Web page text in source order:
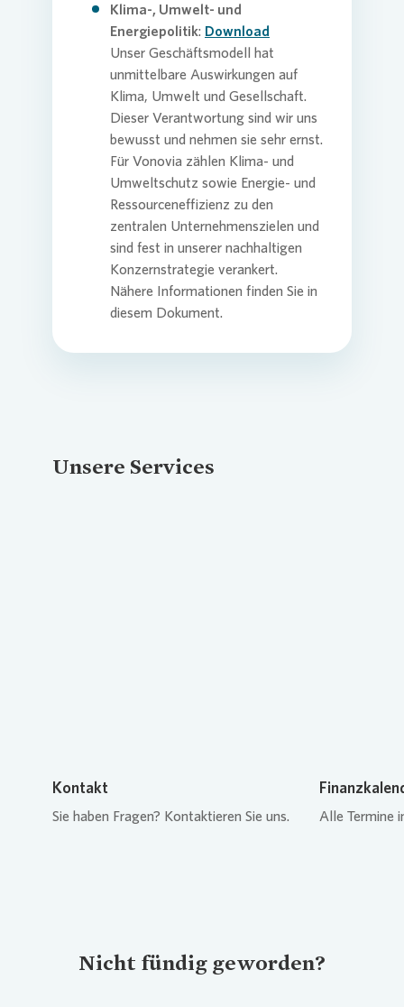
Klima-, Umwelt- und
Energiepolitik: Download
Unser Geschäftsmodell hat
unmittelbare Auswirkungen auf
Klima, Umwelt und Gesellschaft.
Dieser Verantwortung sind wir uns
bewusst und nehmen sie sehr ernst.
Für Vonovia zählen Klima- und
Umweltschutz sowie Energie- und
Ressourceneffizienz zu den
zentralen Unternehmenszielen und
sind fest in unserer nachhaltigen
Konzernstrategie verankert.
Nähere Informationen finden Sie in
diesem Dokument.
Unsere Services
Kontakt
Sie haben Fragen? Kontaktieren Sie uns. Alle Termine
Nicht fündig geworden?